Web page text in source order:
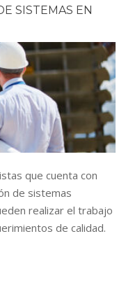
SISTEMAS EN
que cuenta con
de sistemas
realizar el trabajo
de calidad.